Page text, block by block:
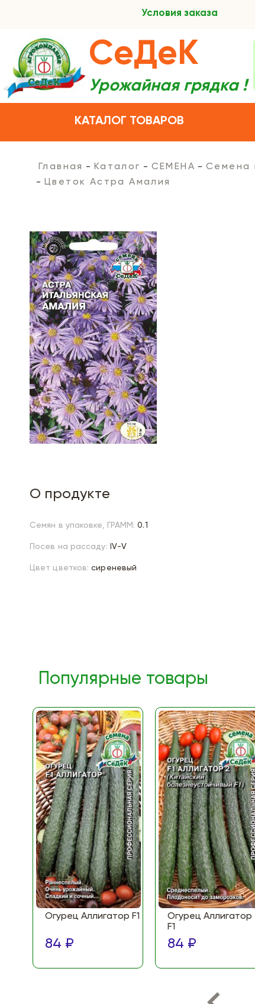
Условия заказа
КАТАЛОГ ТОВАРОВ
СеДеК
Урожайная грядка !
Главная Каталог СЕМЕНА Семена
Цветок Астра Амалия
О продукте
Семян в упаковке, ГРАММ: 0.1
Посев на рассаду: IV-V
Цвет цветков: сиреневый
Популярные товары
Огурец Аллигатор F1
84 ₽
Огурец Аллигатор
F1
84 ₽